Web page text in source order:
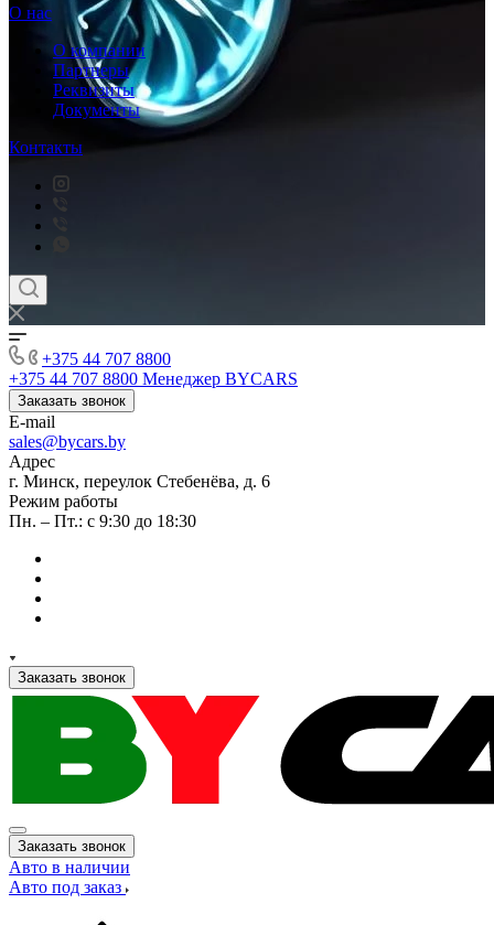
О нас
О компании
Партнеры
Реквизиты
Документы
Контакты
+375 44 707 8800
+375 44 707 8800 Менеджер BYCARS
Заказать звонок
E-mail
sales@bycars.by
Адрес
г. Минск, переулок Стебенёва, д. 6
Режим работы
Пн. – Пт.: с 9:30 до 18:30
Заказать звонок
Заказать звонок
Авто в наличии
Авто под заказ